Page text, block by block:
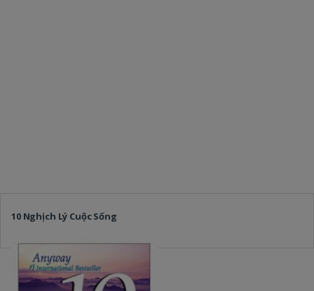
10 Nghịch Lý Cuộc Sống